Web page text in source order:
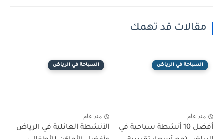
مقالات قد تهمك
السياحة في الرياض
منذ عام
أفضل 10 أنشطة سياحية في
السياحة في الرياض
منذ عام
الأنشطة العائلية في الرياض